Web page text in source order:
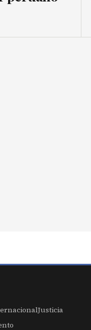
Justicia